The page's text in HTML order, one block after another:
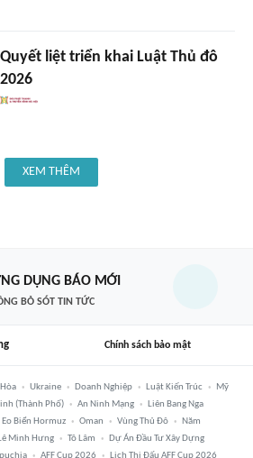
Quyết liệt triển khai Luật Thủ đô
2026
XEM THÊM
DỤNG BÁO MỚI
BỎ SÓT TIN TỨC
Chính sách bảo mật
Ukraine Doanh Nghiệp Luật Kiến Trúc
Mỹ
(thành Phố) An Ninh Mạng
Liên Bang Nga
Eo Biển Hormuz Oman Vùng Thủ Đô
Năm
Minh Hưng Tô Lâm
Dự Án Đầu Tư Xây Dựng
AFF Cup 2026 Lịch Thi Đấu AFF Cup 2026